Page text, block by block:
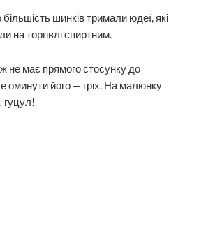
шинків тримали юдеї, які
на торгівлі спиртним.
не має прямого стосунку до
оминути його — гріх. На малюнку